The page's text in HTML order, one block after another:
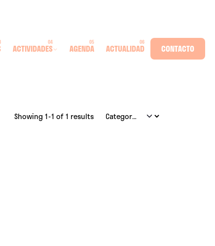
ACTIVIDADES AGENDA ACTUALIDAD CONTACTO
Showing 1-1 of 1 results